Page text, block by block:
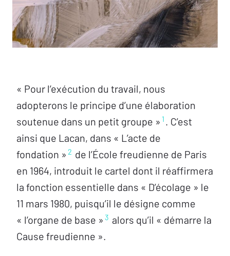
« Pour l’exécution du travail, nous
adopterons le principe d’une élaboration
soutenue dans un petit groupe » 1 . C’est
ainsi que Lacan, dans « L’acte de
fondation » 2 de l’École freudienne de Paris
en 1964, introduit le cartel dont il réaffirmera
la fonction essentielle dans « D’écolage » le
11 mars 1980, puisqu’il le désigne comme
« l’organe de base » 3 alors qu’il « démarre la
Cause freudienne ».